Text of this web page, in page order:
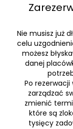
Nie musisz już
celu
możesz
danej
Po rezerwacji
zarządzać
zmienić
które są
tysięcy